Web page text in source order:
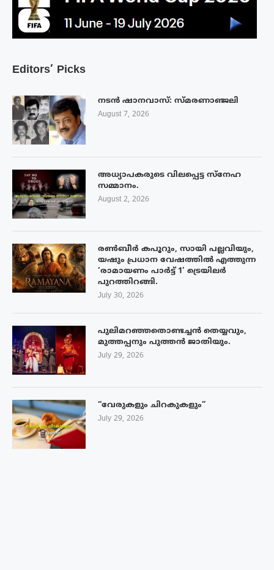
Editors’ Picks
നടൻ ഷാനവാസ്: സ്മരണാഞ്ജലി
August 7, 2026
അധ്യാപകരുടെ വിലപ്പെട്ട സ്നേഹ
സമ്മാനം.
August 2, 2026
രൺബീർ കപൂറും, സായി പല്ലവിയും,
യഷും പ്രധാന വേഷത്തിൽ എത്തുന്ന
‘രാമായണം പാർട്ട് 1’ ട്രെയിലർ
പുറത്തിറങ്ങി.
July 30, 2026
പുലിമറഞ്ഞതൊണ്ടച്ചൻ തെയ്യവും,
മുത്തപ്പനും പുത്തൻ ജാതിയും.
July 29, 2026
“വേരുകളും ചിറകുകളും”
July 29, 2026